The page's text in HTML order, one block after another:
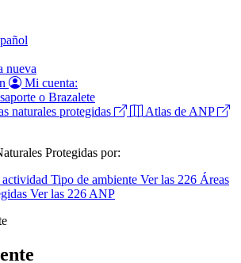
nueva
Mi cuenta:
o Brazalete
naturales protegidas
Atlas de ANP
Protegidas por:
Tipo de ambiente Ver las 226 Áreas
Ver las 226 ANP